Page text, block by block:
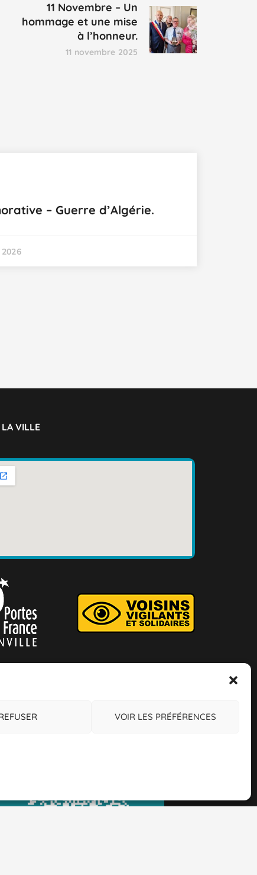
VOIR LES PRÉFÉRENCES
11 Novembre – Un
hommage et une mise
à l’honneur.
11 novembre 2025
– Guerre d’Algérie.
VILLE